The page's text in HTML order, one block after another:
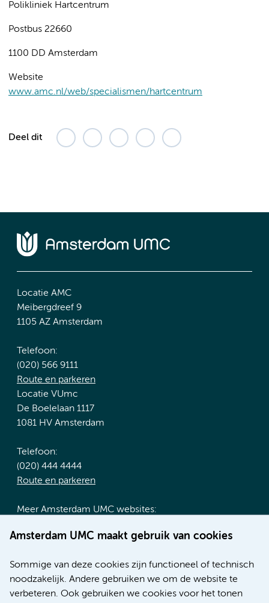
Polikliniek Hartcentrum
Postbus 22660
1100 DD Amsterdam
Website
www.amc.nl/web/specialismen/hartcentrum
Deel dit
Amsterdam UMC maakt gebruik van cookies
Sommige van deze cookies zijn functioneel of technisch
noodzakelijk. Andere gebruiken we om de website te
verbeteren. Ook gebruiken we cookies voor het tonen
Locatie AMC
Meibergdreef 9
1105 AZ Amsterdam
Telefoon:
(020) 566 9111
Route en parkeren
Locatie VUmc
De Boelelaan 1117
1081 HV Amsterdam
Telefoon:
(020) 444 4444
Route en parkeren
Meer Amsterdam UMC websites:
Werken bij Amsterdam UMC
Nieuws
Research
Educatie locatie AMC